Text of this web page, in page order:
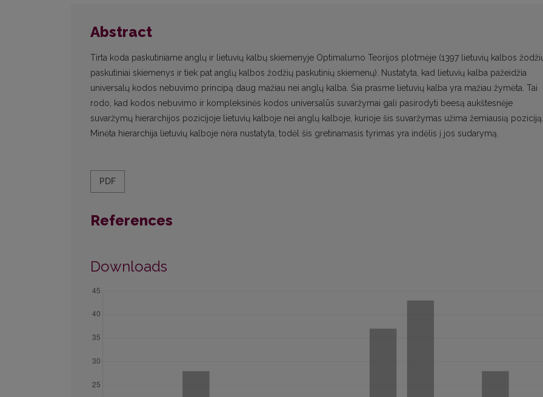
Abstract
Tirta koda paskutiniame anglų ir lietuvių kalbų skiemenyje Optimalumo Teorijos plotmėje (1397 lietuvių kalbos
paskutiniai skiemenys ir tiek pat anglų kalbos žodžių paskutinių skiemenų). Nustatyta, kad lietuvių kalba pažeidžia
universalų kodos nebuvimo principą daug mažiau nei anglų kalba. Šia prasme lietuvių kalba yra mažiau žymėta. Tai
rodo, kad kodos nebuvimo ir kompleksinės kodos universalūs suvaržymai gali pasirodyti beesą aukštesnėje
suvaržymų hierarchijos pozicijoje lietuvių kalboje nei anglų kalboje, kurioje šis suvaržymas užima žemiausią poziciją.
Minėta hierarchija lietuvių kalboje nėra nustatyta, todėl šis gretinamasis tyrimas yra indėlis į jos sudarymą.
PDF
References
Downloads